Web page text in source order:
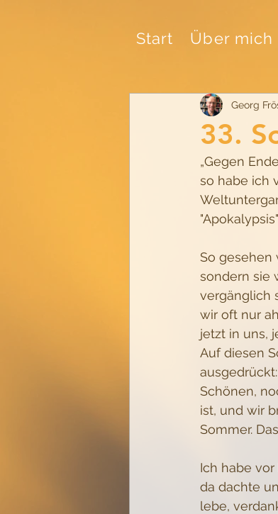
Start Über mich
33.
Georg
„Gegen
so habe ich
So gesehen
sondern sie
vergänglich
wir oft nur
jetzt in uns,
Auf diesen
Schönen,
ist, und wir
Sommer.
Ich habe
da dachte
lebe,